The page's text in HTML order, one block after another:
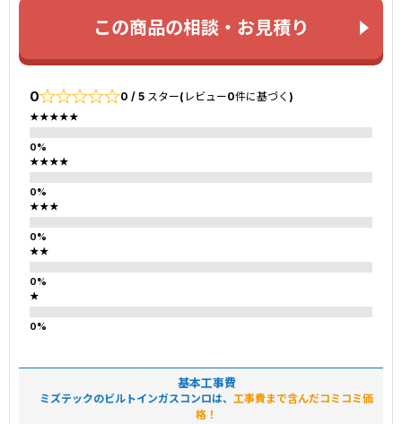
この商品の相談・お見積り
0 0 / 5 スター(レビュー0件に基づく)
★★★★★
★★★★
★★★
★★
★
基本工事費
ミズテックのビルトインガスコンロは、 工事費まで含んだコミコミ価
格！